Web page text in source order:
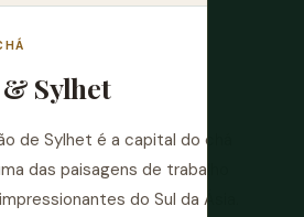
Sylhet
de Sylhet é a capital do chá
das paisagens de trabalho
do Sul da Ásia.